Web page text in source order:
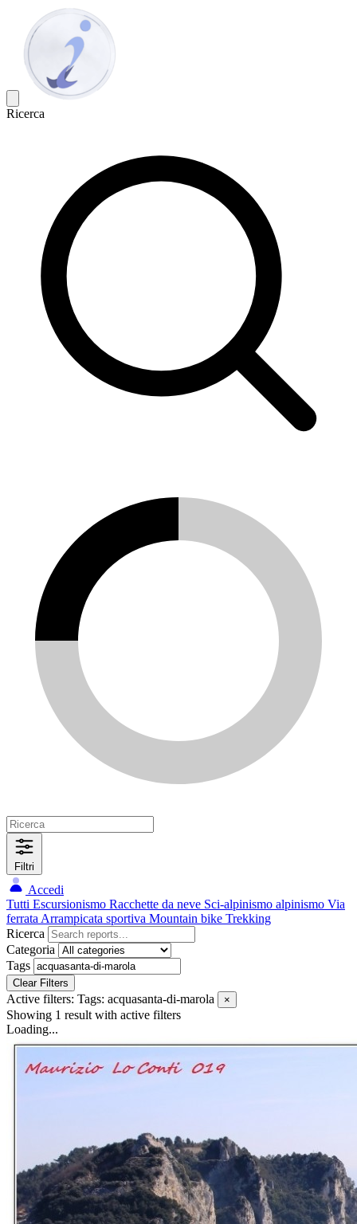
Ricerca
Filtri
Accedi
Tutti Escursionismo Racchette da neve Sci-alpinismo alpinismo Via
ferrata Arrampicata sportiva Mountain bike Trekking
Ricerca
Categoria
Tags
Clear Filters
Active filters: Tags: acquasanta-di-marola ×
Showing 1 result with active filters
Loading...